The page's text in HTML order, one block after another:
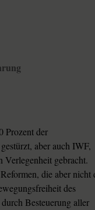
Prozent der
aber auch IWF,
gebracht.
die aber nicht
des
Besteuerung aller